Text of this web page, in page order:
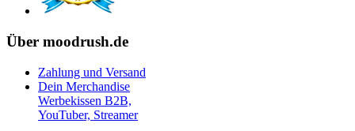
Über moodrush.de
Zahlung und Versand
Dein Merchandise
Werbekissen B2B,
YouTuber, Streamer